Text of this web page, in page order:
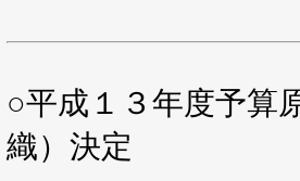
○平成１３年度予算
織）決定